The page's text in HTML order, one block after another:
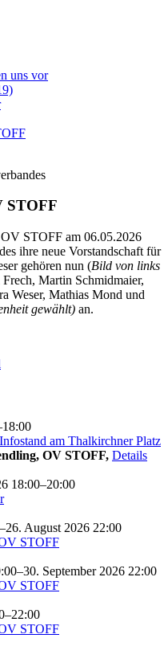
uns vor
STOFF
STOFF am 06.05.2026
ihre neue Vorstandschaft für
gehören nun (Bild von links
Martin Schmidmaier,
Weser, Mathias Mond und
gewählt) an.
am Thalkirchner Platz
OV STOFF, Details
18:00–20:00
August 2026 22:00
STOFF
September 2026 22:00
STOFF
STOFF